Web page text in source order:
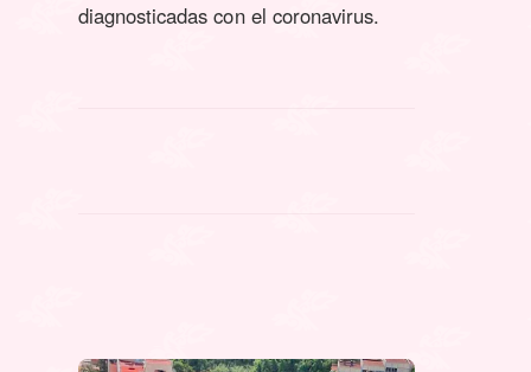
diagnosticadas con el coronavirus.